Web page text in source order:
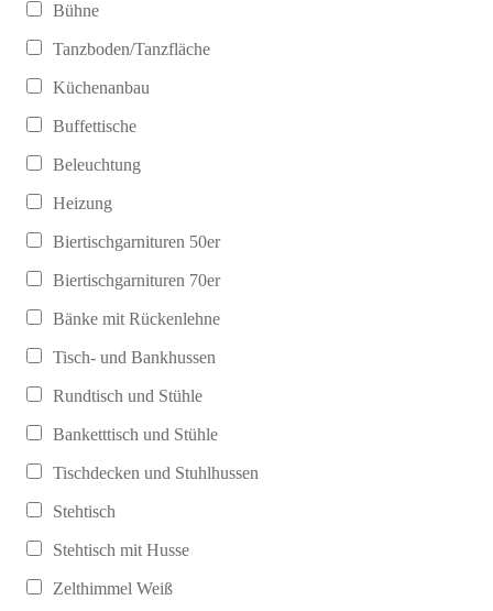
Bühne
Tanzboden/Tanzfläche
Küchenanbau
Buffettische
Beleuchtung
Heizung
Biertischgarnituren 50er
Biertischgarnituren 70er
Bänke mit Rückenlehne
Tisch- und Bankhussen
Rundtisch und Stühle
Banketttisch und Stühle
Tischdecken und Stuhlhussen
Stehtisch
Stehtisch mit Husse
Zelthimmel Weiß